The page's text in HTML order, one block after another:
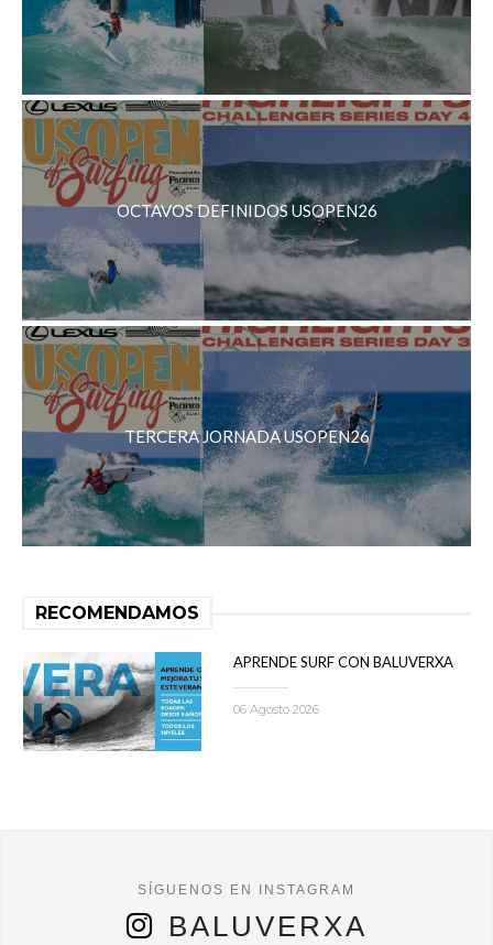
OCTAVOS DEFINIDOS USOPEN26
TERCERA JORNADA USOPEN26
RECOMENDAMOS
APRENDE SURF CON BALUVERXA
06 Agosto 2026
BALUVERXA